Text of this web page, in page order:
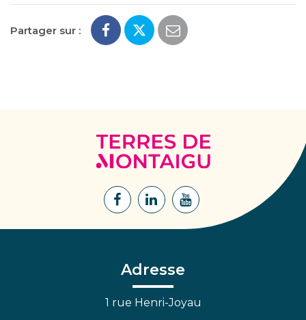
Partager sur :
Terres
de
Lien
Facebook
Lien
Linkedin
Lien
Adresse
1 rue Henri-Joyau